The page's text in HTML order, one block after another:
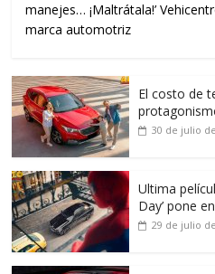
manejes… ¡Maltrátala!’
marca automotriz
El costo de
30 de julio
Ultima
Day’ pone
29 de julio